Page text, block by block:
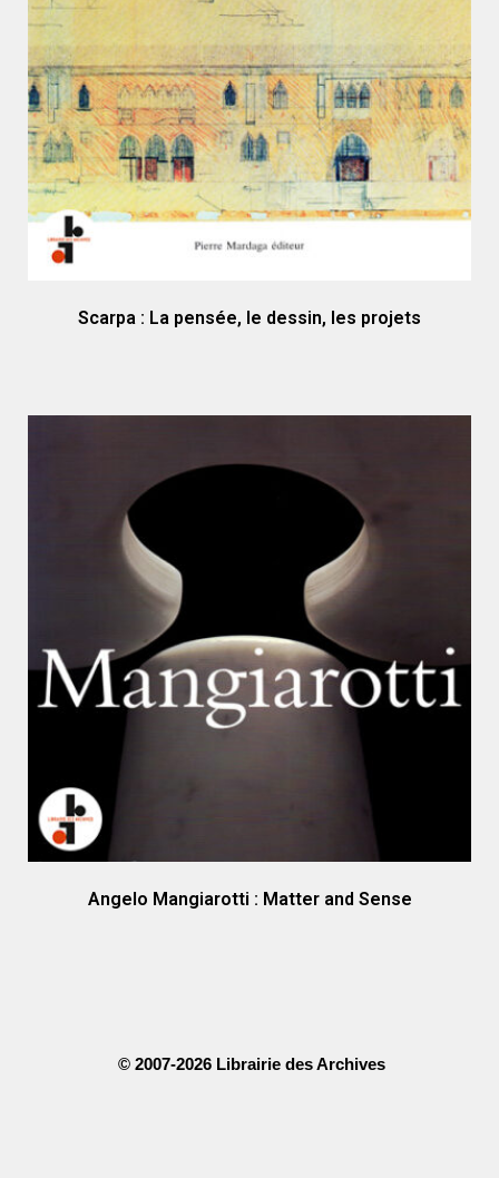
Scarpa : La pensée, le dessin, les projets
Angelo Mangiarotti : Matter and Sense
© 2007-2026 Librairie des Archives